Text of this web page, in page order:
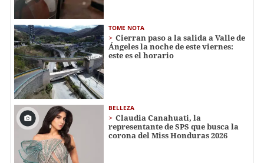
TOME NOTA
Cierran paso a la salida a Valle de
Ángeles la noche de este viernes:
este es el horario
BELLEZA
Claudia Canahuati, la
representante de SPS que busca la
corona del Miss Honduras 2026